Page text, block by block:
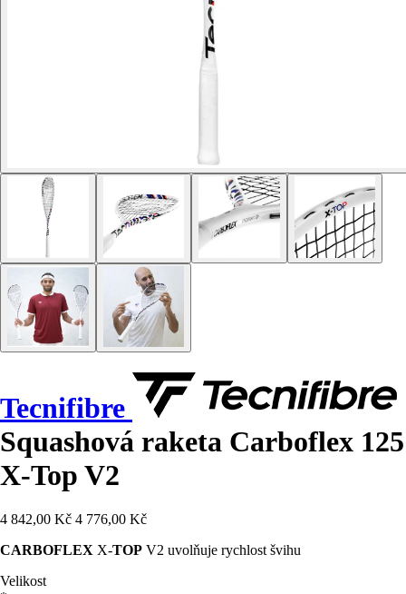
Tecnifibre
Squashová raketa Carboflex 125
X-Top V2
4 842,00 Kč 4 776,00 Kč
CARBOFLEX X-TOP V2 uvolňuje rychlost švihu
Velikost